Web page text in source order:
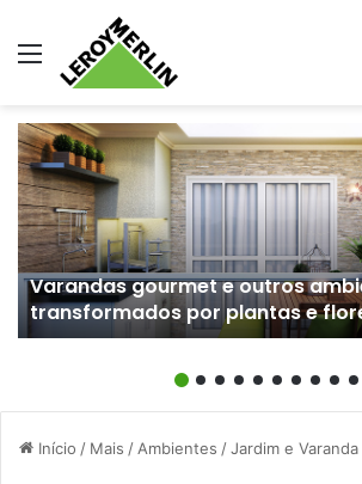
Menu
Varandas gourmet e outros
transformados por plantas e
Início / Mais / Ambientes /Jardim e Varanda